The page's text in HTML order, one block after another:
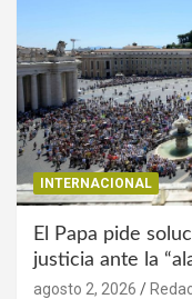
INTERNACIONAL
El Papa pide
justicia ante la
agosto 2, 2026